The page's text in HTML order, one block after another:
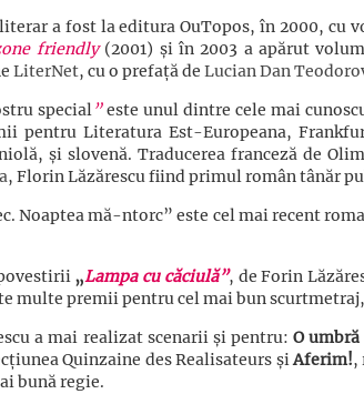
a fost la editura OuTopos, în 2000, cu
friendly(2001) și în 2003 a apărut
LiterNet, cu o prefață de Lucian Dan
special”este unul dintre cele mai
pentru Literatura Est-Europeana,
și slovenă. Traducerea franceză de
, Florin Lăzărescu fiind primul român tânăr
Noaptea mă-ntorc” este cel mai recent
„Lampa cu căciulă”, de Forin
multe premii pentru cel mai bun
a mai realizat scenarii și pentru:O
Quinzaine des Realisateurs șiAferim!,
bună regie.